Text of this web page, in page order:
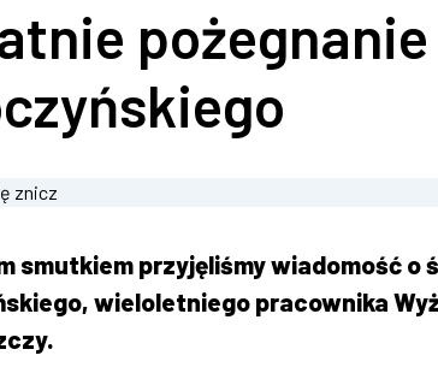
smutkiem przyjęliśmy wiadomość o
wieloletniego pracownika